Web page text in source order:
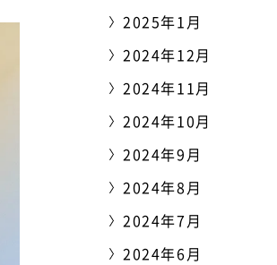
2025年1月
2024年12月
2024年11月
2024年10月
2024年9月
2024年8月
2024年7月
2024年6月